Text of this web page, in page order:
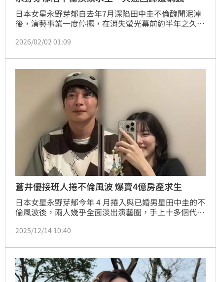
日本女星永野芽郁自去年7月深陷田中圭不倫醜聞泥淖
後，演藝事業一度停擺，在消失螢光幕前約半年之久
Netflix原創電影《我的瘋狂女權女友》強勢現身，並以
象」來宣告復出。
2026/02/02 01:09
蒼井優接班人捲不倫風波 爆賣4億房產求生
日本女星永野芽郁今年 4 月捲入與已婚男星田中圭的不
倫風波後，兩人幾乎全面淡出演藝圈，手上十多個代言
她藉新作「復出」，沒想到如今又爆出她要賣掉市值4
2025/12/14 10:40